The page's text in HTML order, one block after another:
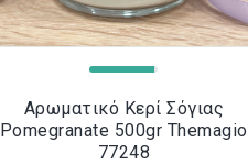
Αρωματικό Κερί Σόγιας
Pomegranate 500gr Themagio
77248